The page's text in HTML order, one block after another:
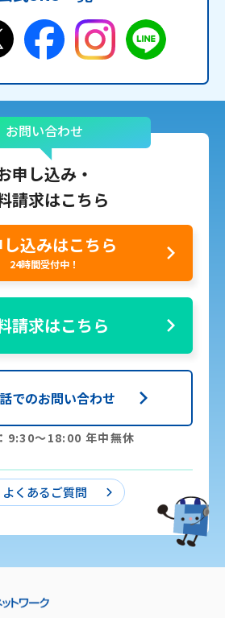
お問い合わせ
申し込み・
請求はこちら
込みはこちら
24時間受付中！
請求はこちら
でのお問い合わせ
9:30〜18:00 年中無休
よくあるご質問